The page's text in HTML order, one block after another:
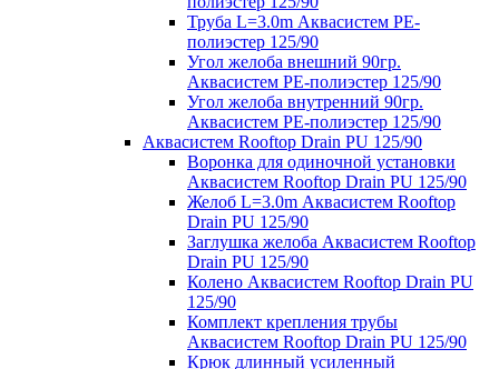
Труба L=3.0m Аквасистем PE-
полиэстер 125/90
Угол желоба внешний 90гр.
Аквасистем PE-полиэстер 125/90
Угол желоба внутренний 90гр.
Аквасистем PE-полиэстер 125/90
Аквасистем Rooftop Drain PU 125/90
Воронка для одиночной установки
Аквасистем Rooftop Drain PU 125/90
Желоб L=3.0m Аквасистем Rooftop
Drain PU 125/90
Заглушка желоба Аквасистем Rooftop
Drain PU 125/90
Колено Аквасистем Rooftop Drain PU
125/90
Комплект крепления трубы
Аквасистем Rooftop Drain PU 125/90
Крюк длинный усиленный